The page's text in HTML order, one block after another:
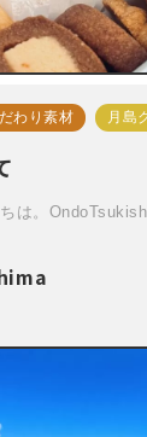
わり素材 月島
は。